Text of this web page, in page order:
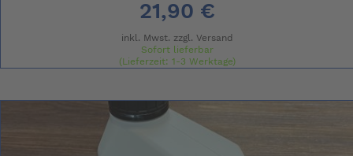
21,90 €
inkl. Mwst. zzgl. Versand
Sofort lieferbar
(Lieferzeit: 1-3 Werktage)